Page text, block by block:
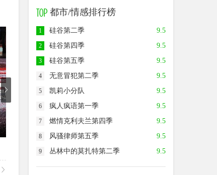
国土安全第五季 谜探休格第二季
都市/情感排行榜
9.5
1
硅谷第二季
9.5
2
硅谷第四季
9.5
3
硅谷第五季
9.5
4
无意冒犯第二季
9.5
5
凯莉小分队
9.5
6
疯人疯语第一季
9.5
7
燃情克利夫兰第四季
9.5
8
风骚律师第五季
9.5
9 丛林中的莫扎特第二季